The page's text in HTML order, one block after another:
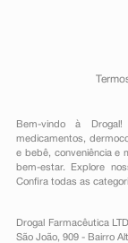
Bem-vindo à
medicamentos ,
e bebê, conveniênciae
bem-estar. Explore
Confira todas as
Drogal Farmacêutica
São João, 909 - Bairro